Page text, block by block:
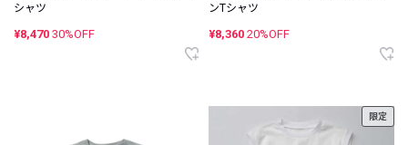
シャツ
¥8,470 30%OFF
ンTシャツ
¥8,360 20%OFF
限定